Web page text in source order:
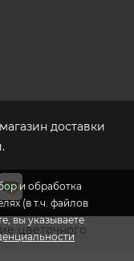
и обработка
(в т.ч. файлов
вы указываете
доставки
цветочного